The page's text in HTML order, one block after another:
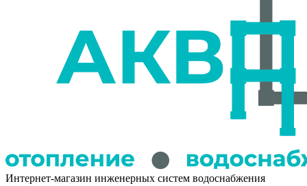
Интернет-магазин инженерных систем водоснабжения